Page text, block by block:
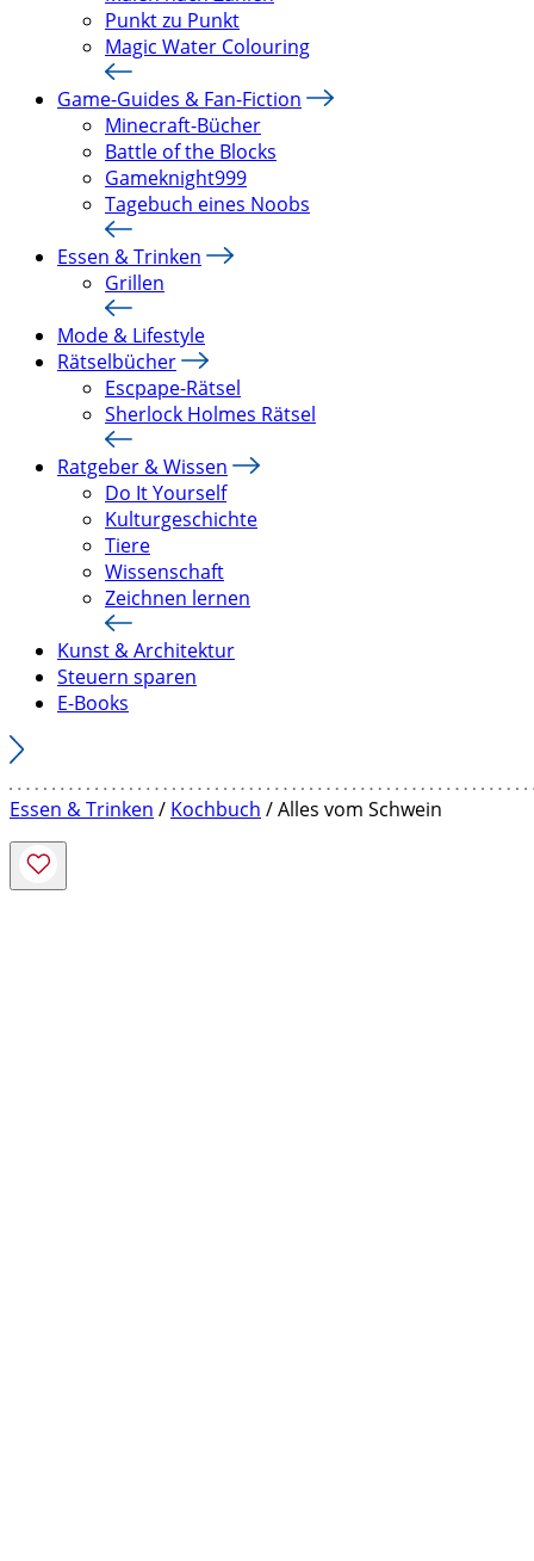
Punkt zu Punkt
Magic Water Colouring
Game-Guides & Fan-Fiction
Minecraft-Bücher
Battle of the Blocks
Gameknight999
Tagebuch eines Noobs
Essen & Trinken
Grillen
Mode & Lifestyle
Rätselbücher
Escpape-Rätsel
Sherlock Holmes Rätsel
Ratgeber & Wissen
Do It Yourself
Kulturgeschichte
Tiere
Wissenschaft
Zeichnen lernen
Kunst & Architektur
Steuern sparen
E-Books
Essen & Trinken / Kochbuch / Alles vom Schwein